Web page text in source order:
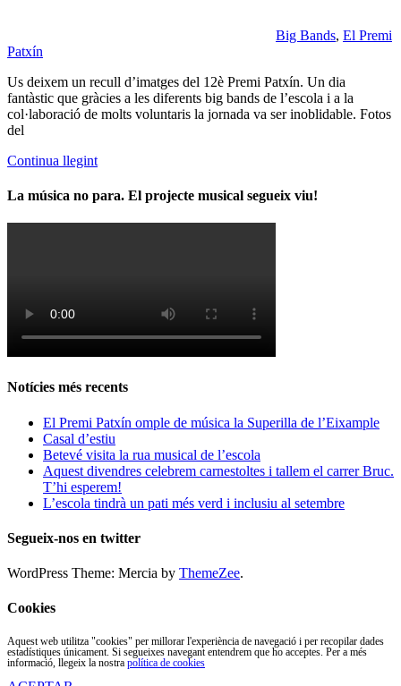
Big Bands, El Premi
Patxín
Us deixem un recull d’imatges del 12è Premi Patxín. Un dia
fantàstic que gràcies a les diferents big bands de l’escola i a la
col·laboració de molts voluntaris la jornada va ser inoblidable. Fotos
del
Continua llegint
La música no para. El projecte musical segueix viu!
Notícies més recents
El Premi Patxín omple de música la Superilla de l’Eixample
Casal d’estiu
Betevé visita la rua musical de l’escola
Aquest divendres celebrem carnestoltes i tallem el carrer Bruc.
T’hi esperem!
L’escola tindrà un pati més verd i inclusiu al setembre
Segueix-nos en twitter
WordPress Theme: Mercia by ThemeZee.
Cookies
Aquest web utilitza "cookies" per millorar l'experiència de navegació i per recopilar dades
estadístiques únicament. Si segueixes navegant entendrem que ho acceptes. Per a més
informació, llegeix la nostra política de cookies